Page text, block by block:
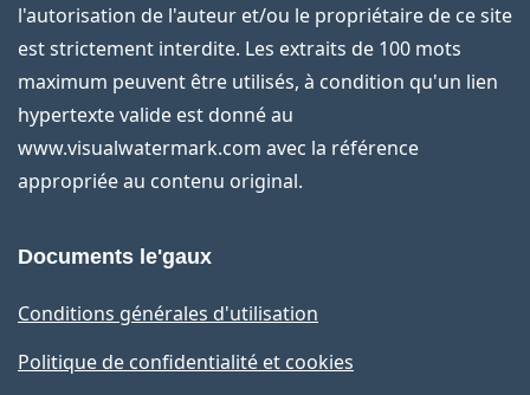
l'autorisation de l'auteur et/ou le propriétaire de ce site
est strictement interdite. Les extraits de 100 mots
maximum peuvent être utilisés, à condition qu'un lien
hypertexte valide est donné au
www.visualwatermark.com avec la référence
appropriée au contenu original.
Documents le'gaux
Conditions générales d'utilisation
Politique de confidentialité et cookies